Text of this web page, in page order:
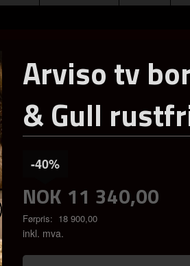
Next
Arviso tv
& Gull
NOK 11 340,00
Førpris: 18 900,00
Rabatt
-40%
inkl. mva.